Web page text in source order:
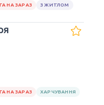
НА ЗАРАЗ З ЖИТЛОМ
НА ЗАРАЗ
ХАРЧУВАННЯ